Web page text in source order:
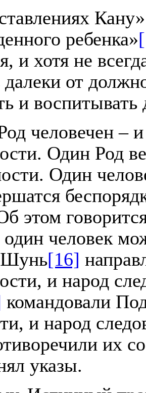
ребенка»
и хотя не
от
и
человечен – и
Один Род
Один
этом
человек
[16]
и народ
командовали
и народ
их
указы.